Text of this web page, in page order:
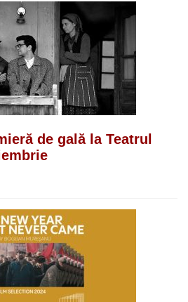
de gală la Teatrul